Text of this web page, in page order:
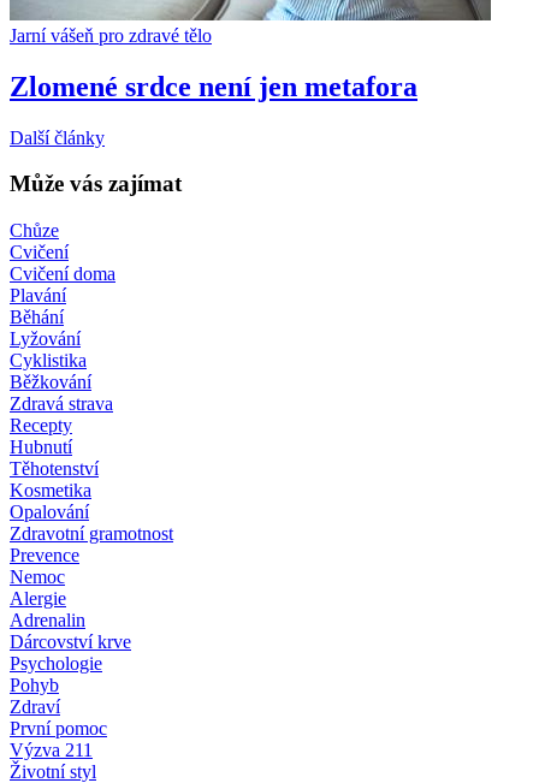
Jarní vášeň pro zdravé tělo
Zlomené srdce není jen metafora
Další články
Může vás zajímat
Chůze
Cvičení
Cvičení doma
Plavání
Běhání
Lyžování
Cyklistika
Běžkování
Zdravá strava
Recepty
Hubnutí
Těhotenství
Kosmetika
Opalování
Zdravotní gramotnost
Prevence
Nemoc
Alergie
Adrenalin
Dárcovství krve
Psychologie
Pohyb
Zdraví
První pomoc
Výzva 211
Životní styl